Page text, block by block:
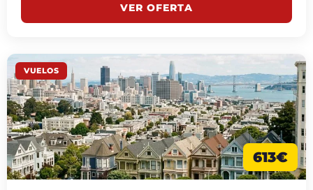
VER OFERTA
VUELOS
613€